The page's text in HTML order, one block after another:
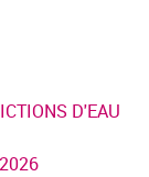
D'EAU